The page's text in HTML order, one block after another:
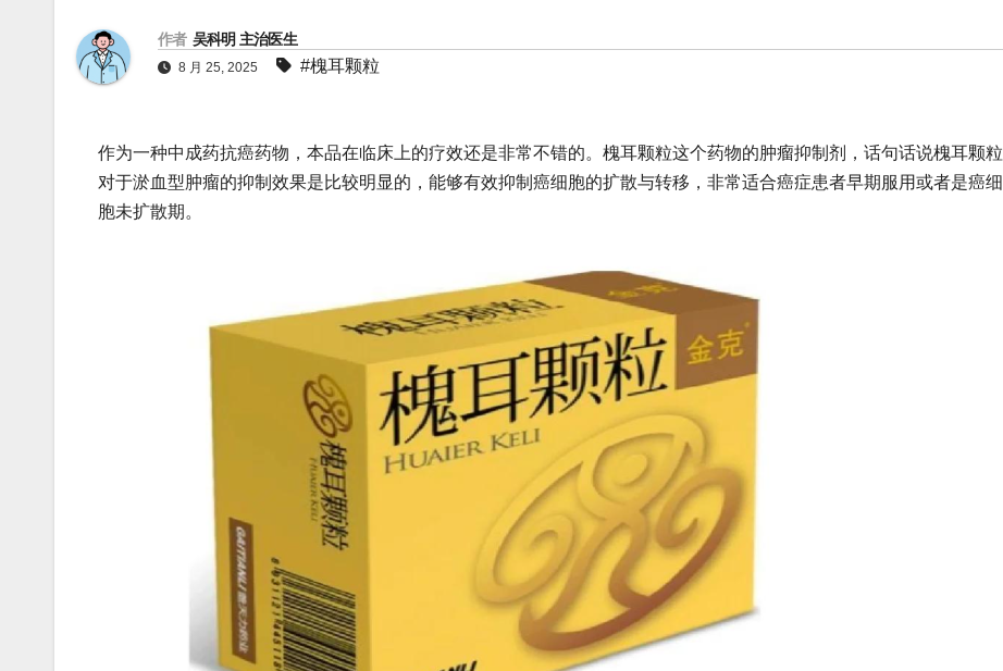
作者 吴科明 主治医生
8 月 25, 2025 #槐耳颗粒
作为一种中成药抗癌药物，本品在临床上的疗效还是非常不错的。槐耳颗粒这个药物的肿瘤抑制剂，话句话说槐耳颗粒
对于淤血型肿瘤的抑制效果是比较明显的，能够有效抑制癌细胞的扩散与转移，非常适合癌症患者早期服用或者是癌细
胞未扩散期。